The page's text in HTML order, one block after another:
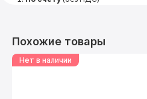
Похожие товары